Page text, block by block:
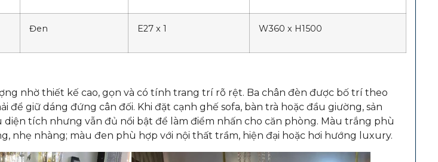
Đen E27 x 1 W360 x H1500
nhờ thiết kế cao, gọn và có tính trang trí rõ rệt. Ba chân đèn được bố trí theo
để giữ dáng đứng cân đối. Khi đặt cạnh ghế sofa, bàn trà hoặc đầu giường, sản
tích nhưng vẫn đủ nổi bật để làm điểm nhấn cho căn phòng. Màu trắng phù
nhẹ nhàng; màu đen phù hợp với nội thất trầm, hiện đại hoặc hơi hướng luxury.